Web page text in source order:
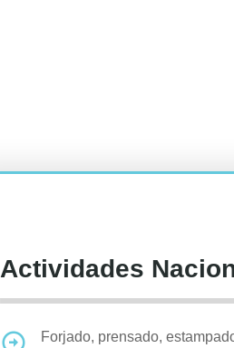
Actividades
Forjado, prensado,